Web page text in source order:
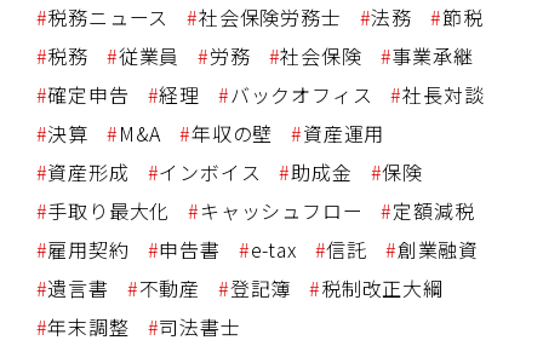
税務ニュース
社会保険労務士 法務
節税
税務
従業員 労務 社会保険
事業承継
確定申告
経理 バックオフィス
社長対談
決算
M&A 年収の壁
資産運用
資産形成
インボイス 助成金
保険
手取り最大化
キャッシュフロー
定額減税
雇用契約
申告書 e-tax 信託
創業融資
遺言書
不動産 登記簿
税制改正大綱
年末調整
司法書士